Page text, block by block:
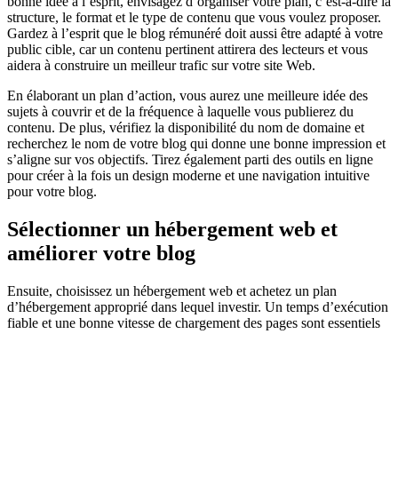
structure, le format et le type de contenu que vous voulez proposer.
Gardez à l’esprit que le blog rémunéré doit aussi être adapté à votre
public cible, car un contenu pertinent attirera des lecteurs et vous
aidera à construire un meilleur trafic sur votre site Web.
En élaborant un plan d’action, vous aurez une meilleure idée des
sujets à couvrir et de la fréquence à laquelle vous publierez du
contenu. De plus, vérifiez la disponibilité du nom de domaine et
recherchez le nom de votre blog qui donne une bonne impression et
s’aligne sur vos objectifs. Tirez également parti des outils en ligne
pour créer à la fois un design moderne et une navigation intuitive
pour votre blog.
Sélectionner un hébergement web et
améliorer votre blog
Ensuite, choisissez un hébergement web et achetez un plan
d’hébergement approprié dans lequel investir. Un temps d’exécution
fiable et une bonne vitesse de chargement des pages sont essentiels